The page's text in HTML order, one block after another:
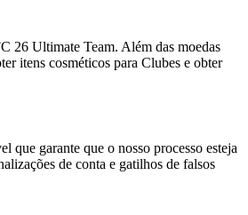
26 Ultimate Team. Além das moedas
itens cosméticos para Clubes e obter
que garante que o nosso processo esteja
de conta e gatilhos de falsos